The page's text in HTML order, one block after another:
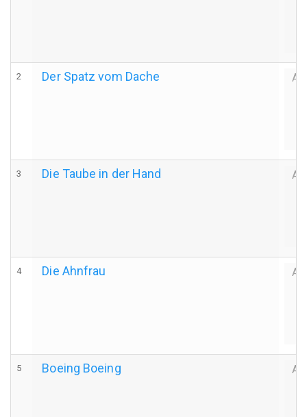
2 Der Spatz vom Dache
3 Die Taube in der Hand
4 Die Ahnfrau
5 Boeing Boeing